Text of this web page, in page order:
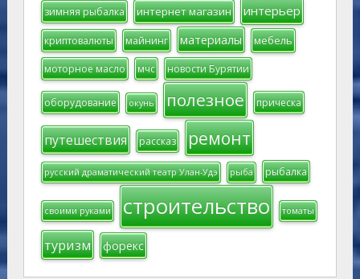
зимняя рыбалка интернет магазин интерьер
криптовалюты майнинг материалы мебель
моторное масло мчс новости Бурятии
оборудование окунь полезное прическа
путешествия рассказ ремонт
русский драматический театр Улан-Удэ рыба рыбалка
своими руками строительство томаты
туризм форекс